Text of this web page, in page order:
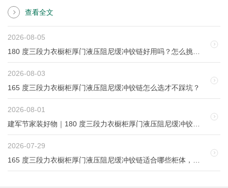
查看全文
2026-08-05
180 度三段力衣橱柜厚门液压阻尼缓冲铰链好用吗？怎么挑选合适型号
2026-08-03
165 度三段力衣橱柜厚门液压阻尼缓冲铰链怎么选才不踩坑？
2026-08-01
建军节家装好物｜180 度三段力衣橱柜厚门液压阻尼缓冲铰链好用吗？
2026-07-29
165 度三段力衣橱柜厚门液压阻尼缓冲铰链适合哪些柜体，有什么优势？